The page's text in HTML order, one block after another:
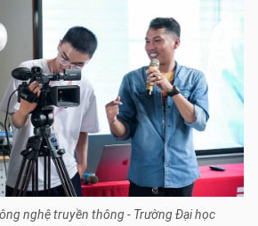
nghệ truyền thông - Trường Đại học